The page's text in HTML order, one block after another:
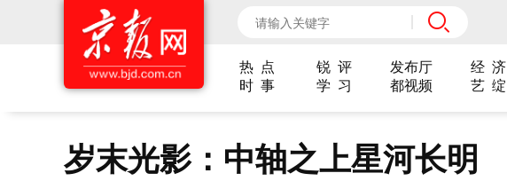
热 点 锐 评 发布厅 经 济
时 事
学 习 都视频 艺 绽
岁末光影：中轴之上星河长明